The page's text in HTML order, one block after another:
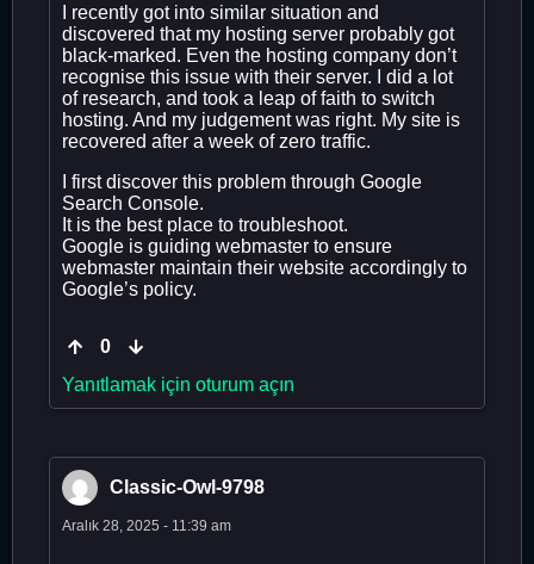
I recently got into similar situation and
discovered that my hosting server probably got
black-marked. Even the hosting company don’t
recognise this issue with their server. I did a lot
of research, and took a leap of faith to switch
hosting. And my judgement was right. My site is
recovered after a week of zero traffic.
I first discover this problem through Google
Search Console.
It is the best place to troubleshoot.
Google is guiding webmaster to ensure
webmaster maintain their website accordingly to
Google’s policy.
0
Yanıtlamak için oturum açın
Classic-Owl-9798
Aralık 28, 2025 - 11:39 am